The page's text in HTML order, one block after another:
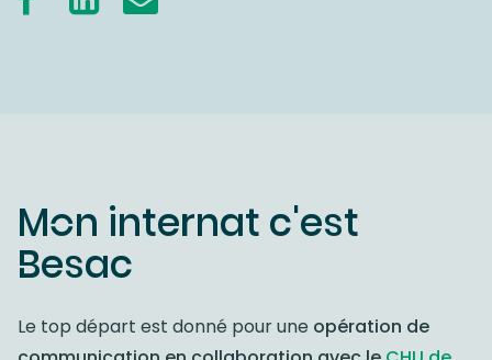
Mon internat c'est
Besac
Le top départ est donné pour une opération de